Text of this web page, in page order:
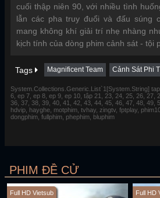
cuối thập niên 90, với nhiều tình
lẫn các pha truy đuổi và đấu súng
mang không khí giải trí nhẹ nhàng
kịch tính của dòng phim cảnh sát - tội
Tags Magnificent Team Cảnh Sát Phi
System.Collections.Generic.List`1[System.String]
6, ep 7, ep 8, ep 9, ep 10, tập 21, 23, 24, 25, 26, 27,
36, 37, 38, 39, 40, 41, 42, 43, 44, 45, 46, 47, 48, 49,
hdvip, hayghe, motphim, tvhay, zingtv, fptplay,
dongphim, fullphim, phephim, bluphim
PHIM ĐỀ CỬ
Full HD Vietsub Full HD